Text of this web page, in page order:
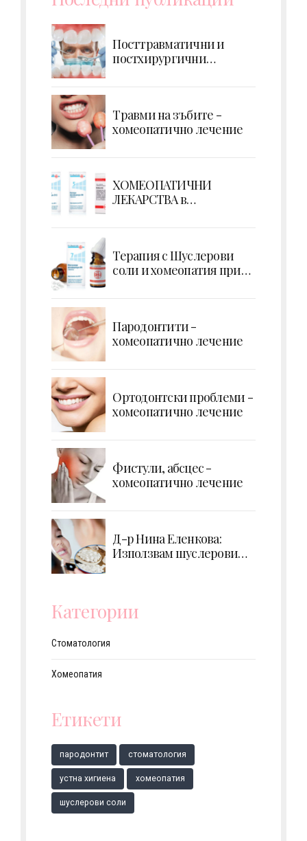
Посттравматични и
постхирургични
Травми на зъбите -
хомеопатично лечение
ХОМЕОПАТИЧНИ
ЛЕКАРСТВА в
Терапия с Шуслерови
соли и хомеопатия при
Парoдонтити -
хомеопатично лечение
Ортодонтски проблеми -
хомеопатично лечение
Фистули, абсцес -
хомеопатично лечение
Д-р Нина Еленкова:
Използвам шуслерови
Категории
Стоматология
Хомеопатия
Етикети
парoдонтит стоматология
устна хигиена хомеопатия
шуслерови соли